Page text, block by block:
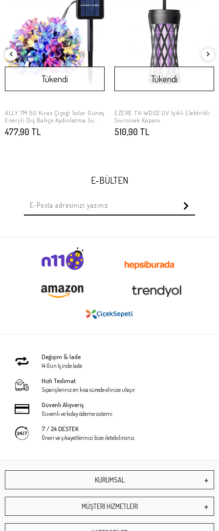
Stokta Yok
Tükendi
ALLY 7M 50 Kiraz Çiçeği Solar Güneş
Enerjili Dış Bahçe Aydınlatma Su
Geçirmez Led
477,90 TL
Stokta Yok
Tükendi
EZERE TX-WD02 UV Işıklı Elektrikli
Sivrisinek Kapanı
510,90 TL
E-BÜLTEN
Değişim & İade
14 Gün İçinde İade
Hızlı Teslimat
Siparişleriniz en kısa sürede elinize ulaşır.
Güvenli Alışveriş
Güvenli ve kolay ödeme sistemi
7 / 24 DESTEK
Öneri ve şikayetlerinizi bize iletebilirsiniz.
KURUMSAL
MÜŞTERİ HİZMETLERİ